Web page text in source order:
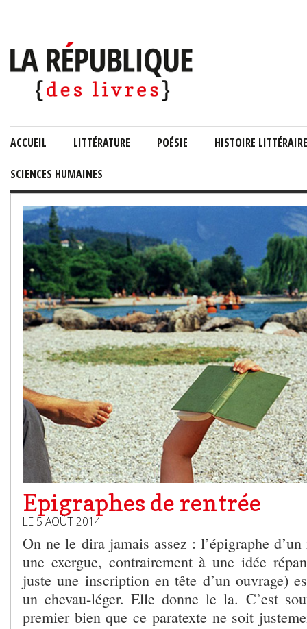
ACCUEIL LITTÉRATURE POÉSIE HISTOIRE LITTÉRAIRE
SCIENCES HUMAINES
Epigraphes de rentrée
LE 5 AOÛT 2014
On ne le dira jamais assez : l’épigraphe
une exergue, contrairement à une idée
juste une inscription en tête d’un ouvrage)
un chevau-léger. Elle donne le la. C’est
premier bien que ce paratexte ne soit